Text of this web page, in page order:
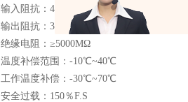
输入阻抗：400(-)20Ω
输出阻抗：352(-)3Ω
绝缘电阻：≥5000MΩ
温度补偿范围：-10℃~40℃
工作温度补偿：-30℃~70℃
安全过载：150％F.S